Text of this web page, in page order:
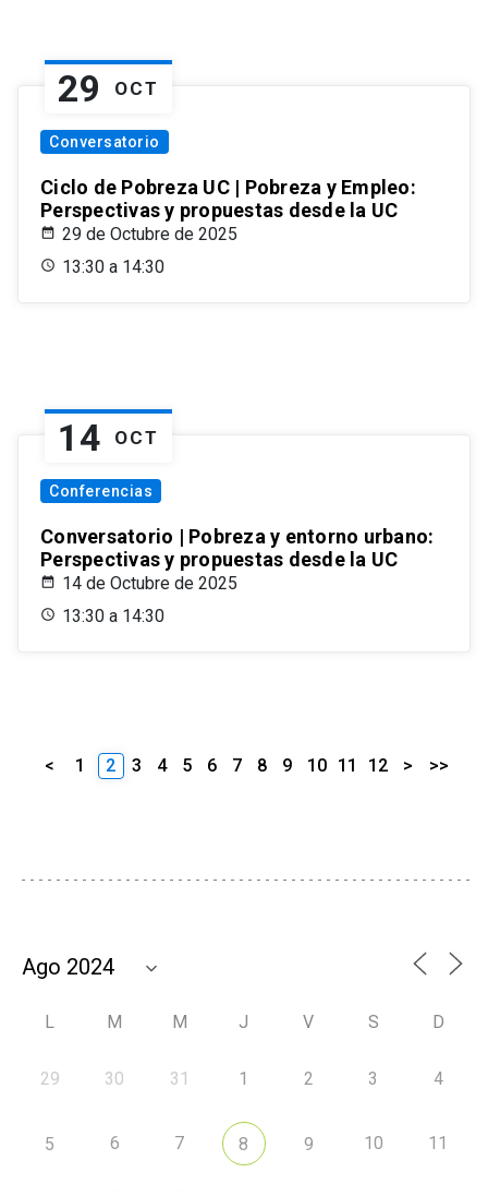
29 OCT
Conversatorio
Ciclo de Pobreza UC | Pobreza y Empleo:
Perspectivas y propuestas desde la UC
29 de Octubre de 2025
13:30 a 14:30
14 OCT
Conferencias
Conversatorio | Pobreza y entorno urbano:
Perspectivas y propuestas desde la UC
14 de Octubre de 2025
13:30 a 14:30
< 1 2 3 4 5 6 7 8 9 10 11 12 > >>
L M M J V S D
29 30 31 1 2 3 4
5 6 7 8 9 10 11